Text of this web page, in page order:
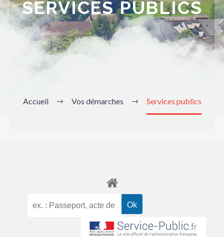
SERVICES PUBLICS
Accueil Vos démarches Services publics